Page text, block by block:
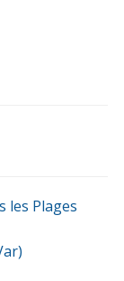
les Plages